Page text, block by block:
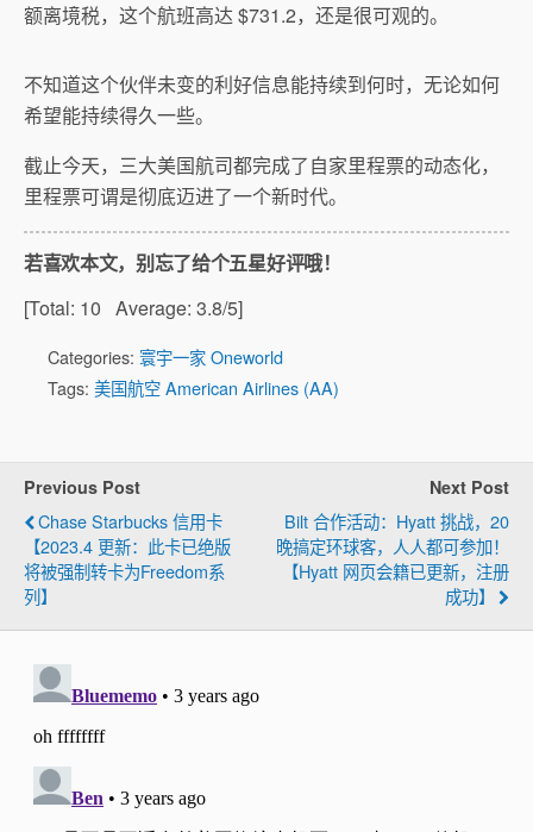
额离境税，这个航班高达 $731.2，还是很可观的。
不知道这个伙伴未变的利好信息能持续到何时，无论如何
希望能持续得久一些。
截止今天，三大美国航司都完成了自家里程票的动态化，
里程票可谓是彻底迈进了一个新时代。
若喜欢本文，别忘了给个五星好评哦！
[Total: 10 Average: 3.8/5]
Categories: 寰宇一家 Oneworld
Tags: 美国航空 American Airlines (AA)
Previous Post
Chase Starbucks 信用卡
【2023.4 更新：此卡已绝版
将被强制转卡为Freedom系
列】
Next Post
Bilt 合作活动：Hyatt 挑战，20
晚搞定环球客，人人都可参加！
【Hyatt 网页会籍已更新，注册
成功】